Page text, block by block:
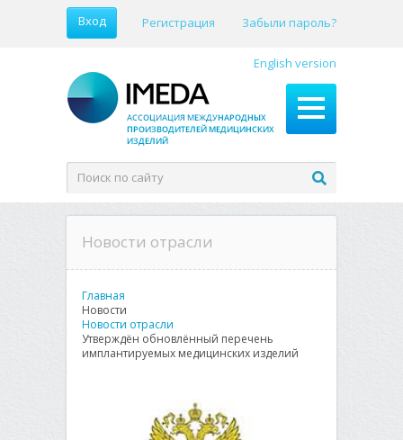
Вход Регистрация Забыли пароль?
English version
Новости отрасли
Главная
Новости
Новости отрасли
Утверждён обновлённый перечень
имплантируемых медицинских изделий